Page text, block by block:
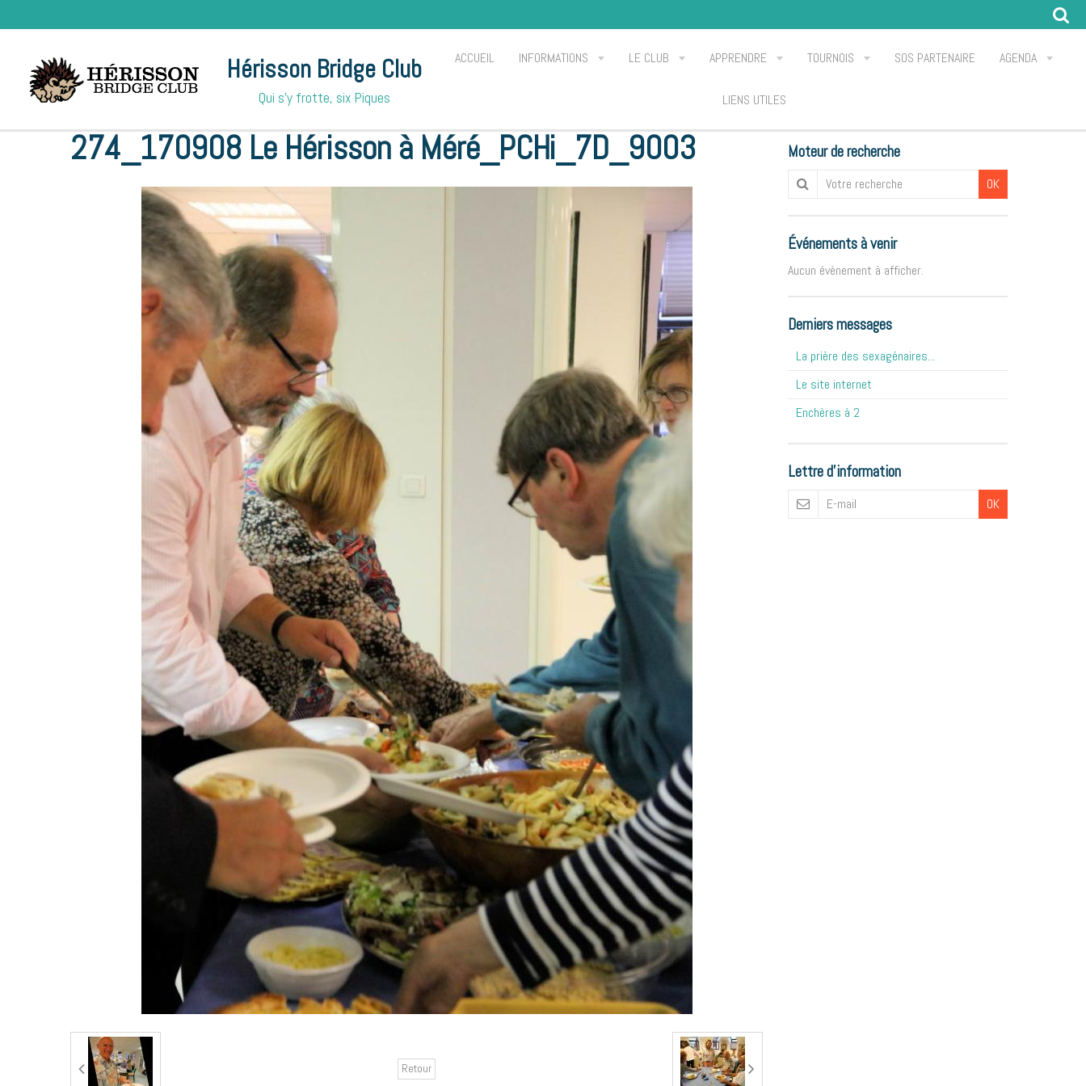
Hérisson Bridge Club
Qui s'y frotte, six Piques
ACCUEIL INFORMATIONS LE CLUB APPRENDRE TOURNOIS SOS PARTENAIRE AGENDA
LIENS UTILES
Inauguration Méré 274_170908 Le Hérisson à Méré_PCHi_7D_9003
274_170908 Le Hérisson à Méré_PCHi_7D_9003
Retour
Moteur de recherche
OK
Événements à venir
Aucun évènement à afficher.
Derniers messages
La prière des sexagénaires...
Le site internet
Enchères à 2
Lettre d'information
OK